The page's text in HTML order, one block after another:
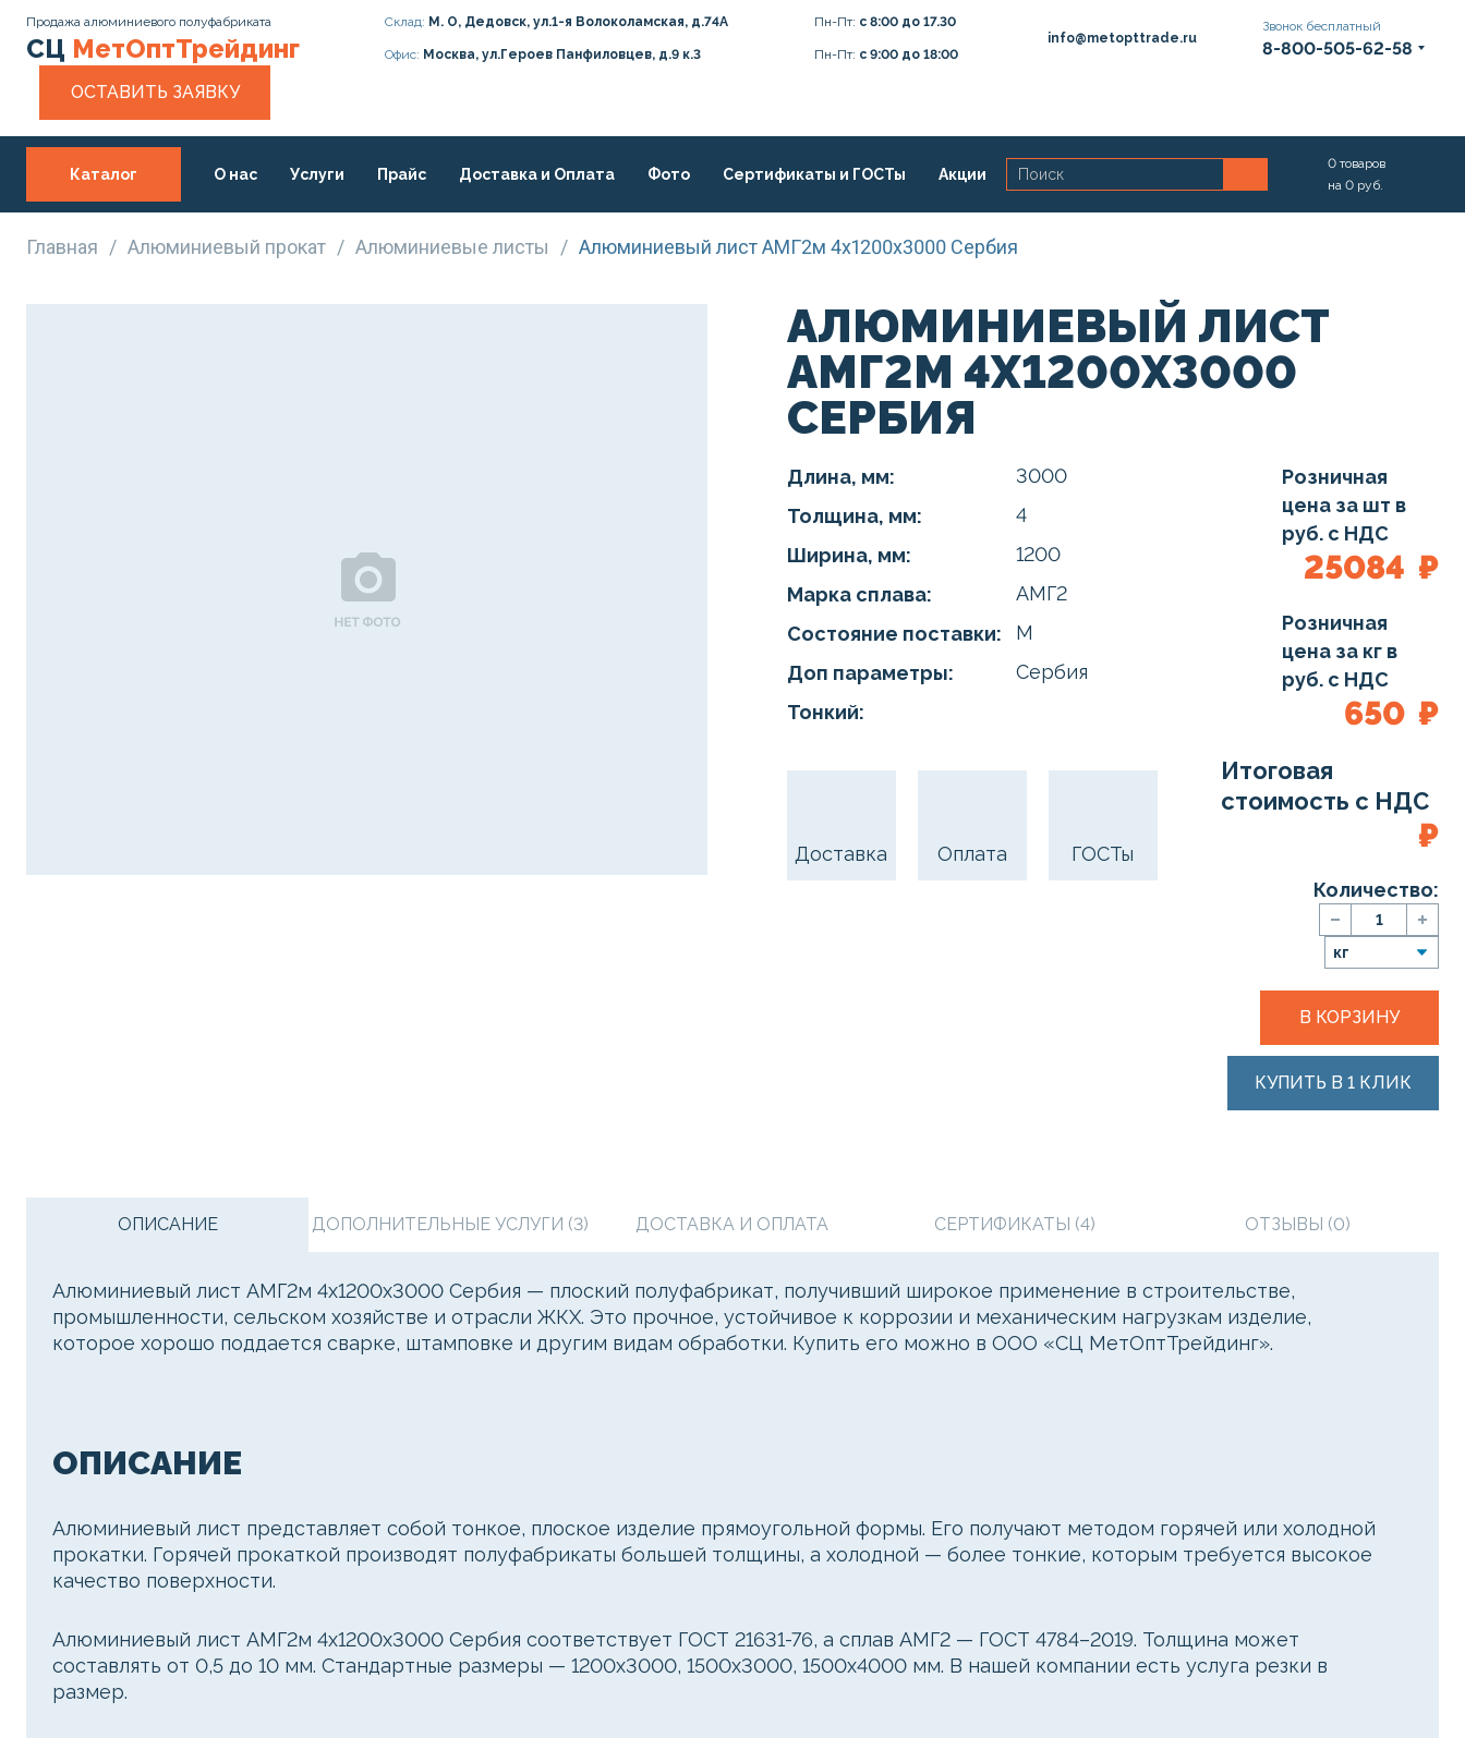
Продажа алюминиевого полуфабриката
СЦ МетОптТрейдинг
Склад: М. О, Дедовск, ул.1-я Волоколамская, д.74А
Офис: Москва, ул.Героев Панфиловцев, д.9 к.3
Пн-Пт: с 8:00 до 17.30
Пн-Пт: с 9:00 до 18:00
info@metopttrade.ru
Звонок бесплатный
8-800-505-62-58
ОСТАВИТЬ ЗАЯВКУ
Каталог О нас Услуги Прайс Доставка и Оплата Фото Сертификаты и ГОСТы Акции
0 товаров
на 0 руб.
Главная / Алюминиевый прокат / Алюминиевые листы / Алюминиевый лист АМГ2м 4х1200х3000 Сербия
АЛЮМИНИЕВЫЙ ЛИСТ
АМГ2М 4Х1200Х3000
СЕРБИЯ
Длина, мм:
3000
Толщина, мм:
4
Ширина, мм:
1200
Марка сплава:
АМГ2
Состояние поставки:
М
Доп параметры:
Сербия
Тонкий:
Доставка Оплата ГОСТы
Розничная
цена за шт в
руб. с НДС
25084 ₽
Розничная
цена за кг в
руб. с НДС
650 ₽
Итоговая
стоимость с НДС
₽
Количество:
В КОРЗИНУ
КУПИТЬ В 1 КЛИК
ОПИСАНИЕ ДОПОЛНИТЕЛЬНЫЕ УСЛУГИ (3) ДОСТАВКА И ОПЛАТА СЕРТИФИКАТЫ (4) ОТЗЫВЫ (0)
Алюминиевый лист АМГ2м 4х1200х3000 Сербия — плоский полуфабрикат, получивший широкое применение в строительстве,
промышленности, сельском хозяйстве и отрасли ЖКХ. Это прочное, устойчивое к коррозии и механическим нагрузкам изделие,
которое хорошо поддается сварке, штамповке и другим видам обработки. Купить его можно в ООО «СЦ МетОптТрейдинг».
ОПИСАНИЕ
Алюминиевый лист представляет собой тонкое, плоское изделие прямоугольной формы. Его получают методом горячей или холодной
прокатки. Горячей прокаткой производят полуфабрикаты большей толщины, а холодной — более тонкие, которым требуется высокое
качество поверхности.
Алюминиевый лист АМГ2м 4х1200х3000 Сербия соответствует ГОСТ 21631-76, а сплав АМГ2 — ГОСТ 4784–2019. Толщина может
составлять от 0,5 до 10 мм. Стандартные размеры — 1200x3000, 1500x3000, 1500x4000 мм. В нашей компании есть услуга резки в
размер.